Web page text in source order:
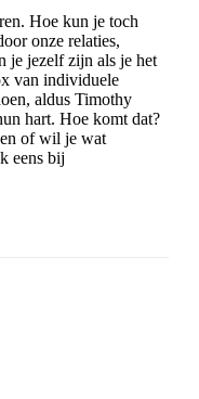
Hoe kun je toch
onze relaties,
je jezelf zijn als je het
van individuele
aldus Timothy
hart. Hoe komt dat?
of wil je wat
eens bij